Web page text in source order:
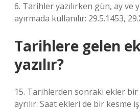
6. Tarihler yazılırken gün, ay ve
ayırmada kullanılır: 29.5.1453,
Tarihlere gelen
yazılır?
15. Tarihlerden sonraki ekler
ayrılır. Saat ekleri de bir kesme